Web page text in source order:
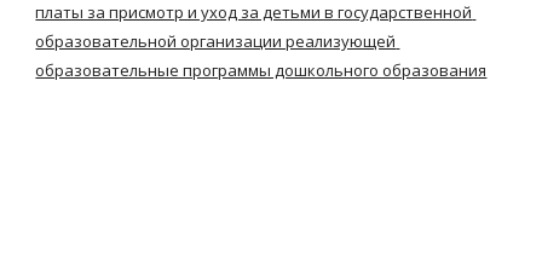
платы за присмотр и уход за детьми в государственной
образовательной организации реализующей
образовательные программы дошкольного образования